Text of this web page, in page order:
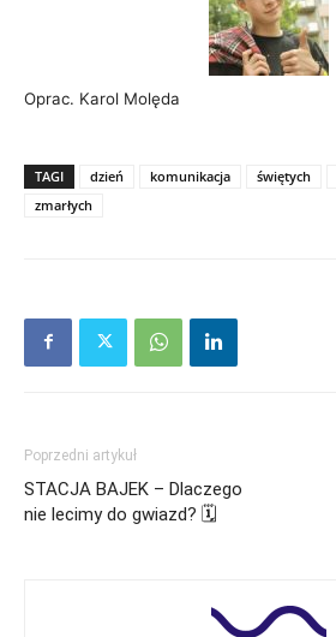
Oprac. Karol Molęda
TAGI dzień komunikacja świętych
zmarłych
Poprzedni artykuł
STACJA BAJEK – Dlaczego
nie lecimy do gwiazd? 🗓